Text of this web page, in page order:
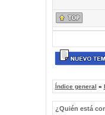
Índice general »
¿Quién está